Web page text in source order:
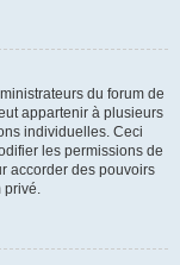
du forum de
appartenir à plusieurs
individuelles. Ceci
les permissions de
accorder des pouvoirs
privé.